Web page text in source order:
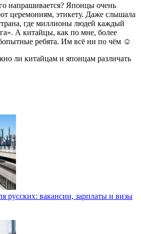
напрашивается? Японцы очень
церемониям, этикету. Даже слышала
где миллионы людей каждый
А китайцы, как по мне, более
ребята. Им всё ни по чём ☺
ли китайцам и японцам различать
русских: вакансии, зарплаты и визы